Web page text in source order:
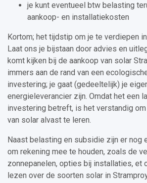
je kunt eventueel btw belasting
aankoop- en installatiekosten
Kortom; het tijdstip om je te verdiepen
Laat ons je bijstaan door advies en
komt kijken bij de aankoop van solar
immers aan de rand van een
investering; je gaat (gedeeltelijk) je
energieleverancier zijn. Omdat het een
investering betreft, is het verstandig
van solar alvast te leren.
Naast belasting en subsidie zijn er nog
om rekening mee te houden, zoals de
zonnepanelen, opties bij installaties, et
lezen over de soorten solar in